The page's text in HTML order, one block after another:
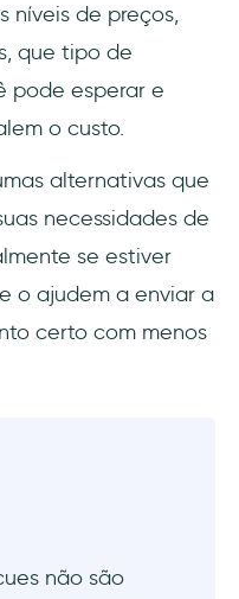
níveis de preços,
que tipo de
pode esperar e
o custo.
alternativas que
necessidades de
se estiver
o ajudem a enviar a
certo com menos
não são